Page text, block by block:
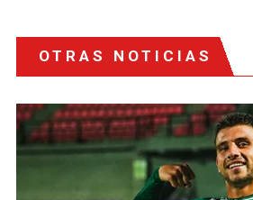
OTRAS NOTICIAS